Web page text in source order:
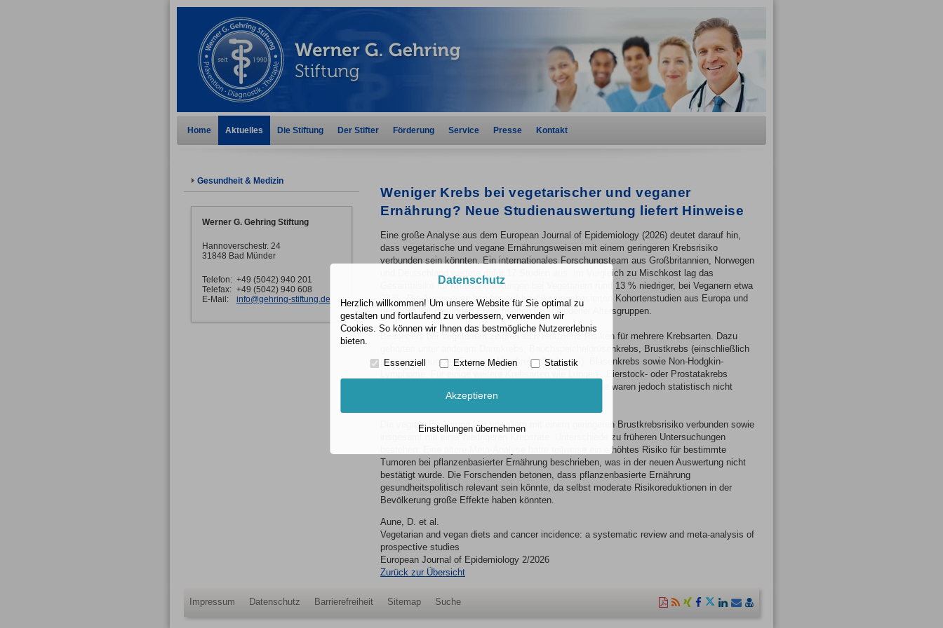
Home Aktuelles Die Stiftung Der Stifter Förderung Service Presse Kontakt
Gesundheit & Medizin
Werner G. Gehring Stiftung
Hannoverschestr. 24
31848 Bad Münder
Telefon: +49 (5042) 940 201
Telefax: +49 (5042) 940 608
E-Mail:
info@gehring-stiftung.de
Weniger Krebs bei vegetarischer und veganer
Ernährung? Neue Studienauswertung liefert Hinweise
Eine große Analyse aus dem European Journal of Epidemiology (2026) deutet darauf hin,
dass vegetarische und vegane Ernährungsweisen mit einem geringeren Krebsrisiko
verbunden sein könnten. Ein internationales Forschungsteam aus Großbritannien, Norwegen
und Deutschland wertete dafür 17 Studien aus. Im Vergleich zu Mischkost lag das
Gesamtrisiko für Krebserkrankungen bei Vegetariern rund 13 % niedriger, bei Veganern etwa
23 %. Die Auswertung beruhte auf bevölkerungsbasierten Kohortenstudien aus Europa und
den USA mit gesunden Erwachsenen verschiedener Altersgruppen.
Besonders bei Vegetariern zeigten sich reduzierte Risiken für mehrere Krebsarten. Dazu
gehörten unter anderem Darmkrebs, Bauchspeicheldrüsenkrebs, Brustkrebs (einschließlich
postmenopausaler Formen), Hautkrebs (Melanom), Blasenkrebs sowie Non-Hodgkin-
Lymphome. Für einige weitere Krebsarten wie Lungen-, Eierstock- oder Prostatakrebs
ergaben sich zwar Hinweise auf geringere Risiken, diese waren jedoch statistisch nicht
Die vegane Ernährung war vor allem mit einem geringeren Brustkrebsrisiko verbunden sowie
insgesamt mit einer niedrigeren Krebsrate. Unterschiede zu früheren Untersuchungen
bestehen: Eine ältere Meta-Analyse hatte teilweise ein erhöhtes Risiko für bestimmte
Tumoren bei pflanzenbasierter Ernährung beschrieben, was in der neuen Auswertung nicht
bestätigt wurde. Die Forschenden betonen, dass pflanzenbasierte Ernährung
gesundheitspolitisch relevant sein könnte, da selbst moderate Risikoreduktionen in der
Bevölkerung große Effekte haben könnten.
Aune, D. et al.
Vegetarian and vegan diets and cancer incidence: a systematic review and meta-analysis of
prospective studies
European Journal of Epidemiology 2/2026
Zurück zur Übersicht
Impressum Datenschutz Barrierefreiheit Sitemap Suche
DieseRSS-
AufAufAufAufPervCard
Datenschutz
Herzlich willkommen! Um unsere Website für Sie optimal zu
gestalten und fortlaufend zu verbessern, verwenden wir
Cookies. So können wir Ihnen das bestmögliche Nutzererlebnis
bieten.
Essenziell Externe Medien Statistik
Akzeptieren
Einstellungen übernehmen